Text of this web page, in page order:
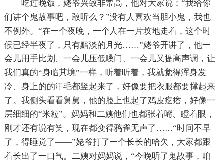
吃过晚饭，姥爷兴致非常高，他对大家说：“我给你
们讲个鬼故事吧，敢听么？”没有人喜欢当胆小鬼，我也
不例外。“在一个夜晚，一个人在一片坟地走着，这个时
候已经半夜了，只有黯淡的月光……”姥爷开讲了，他一
会儿用手比划、一会儿压低嗓门、一会儿又提高声调，让
我们真的“身临其境”一样，听着听着，我就觉得浑身发
冷、身上的的汗毛都竖起来了，好像要把衣服都要撑起来
了。我侧头看看舅舅，他的脸上也起了鸡皮疙瘩，好像一
层细细的“米粒”。妈妈和二姨他们也都张着嘴、瞪着眼，
刚才还有说有笑，现在都变得鸦雀无声了……“时间不早
了，得睡觉了——”姥爷打了一个长长的哈欠，大家都跟
着长出了一口气。二姨对妈妈说，“今晚听了鬼故事，咱